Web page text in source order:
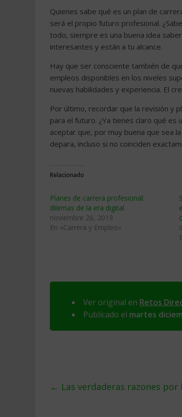
Quienes sabe qué es un plan de
será el propio futuro profesional.
todo, siempre es una buena idea
interesantes y están a tu alcance.
Hay que ser consciente también de
empleos disponibles en los niveles
nuevas habilidades y experiencia. El
Por último, recordar que la revisión y
para el futuro. ¿Ya tienes claro qué es
aceptar que, por muy buena que sea
depara, incluso si no coinciden
Relacionado
Planes de carrera profesional:
dilemas de la era digital
noviembre 26, 2019
En «Carrera y Empleo»
Ver original en Retos
Publicado el martes
← Las verdaderas razones por